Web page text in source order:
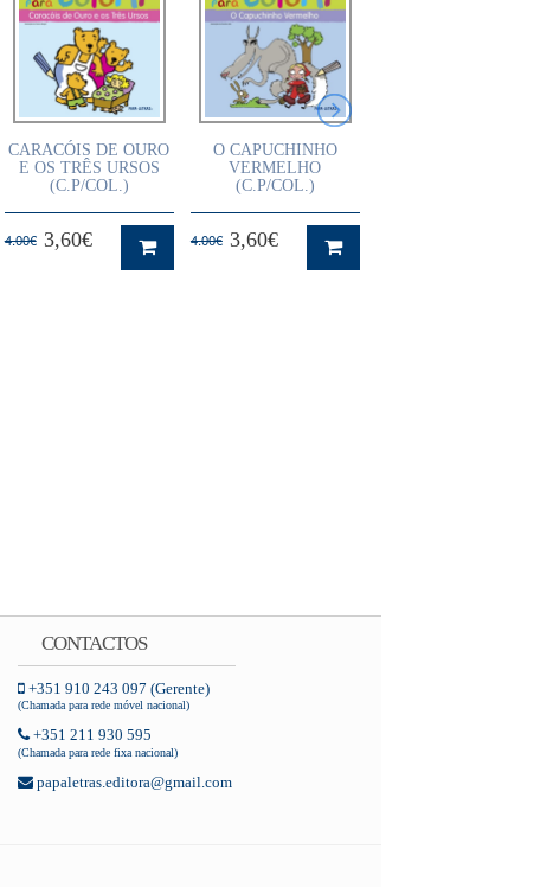
CARACÓIS DE OURO
E OS TRÊS URSOS
(C.P/COL.)
4.00€ 3,60€
O CAPUCHINHO
VERMELHO
(C.P/COL.)
4.00€ 3,60€
CONTACTOS
+351 910 243 097 (Gerente)
(Chamada para rede móvel nacional)
+351 211 930 595
(Chamada para rede fixa nacional)
papaletras.editora@gmail.com